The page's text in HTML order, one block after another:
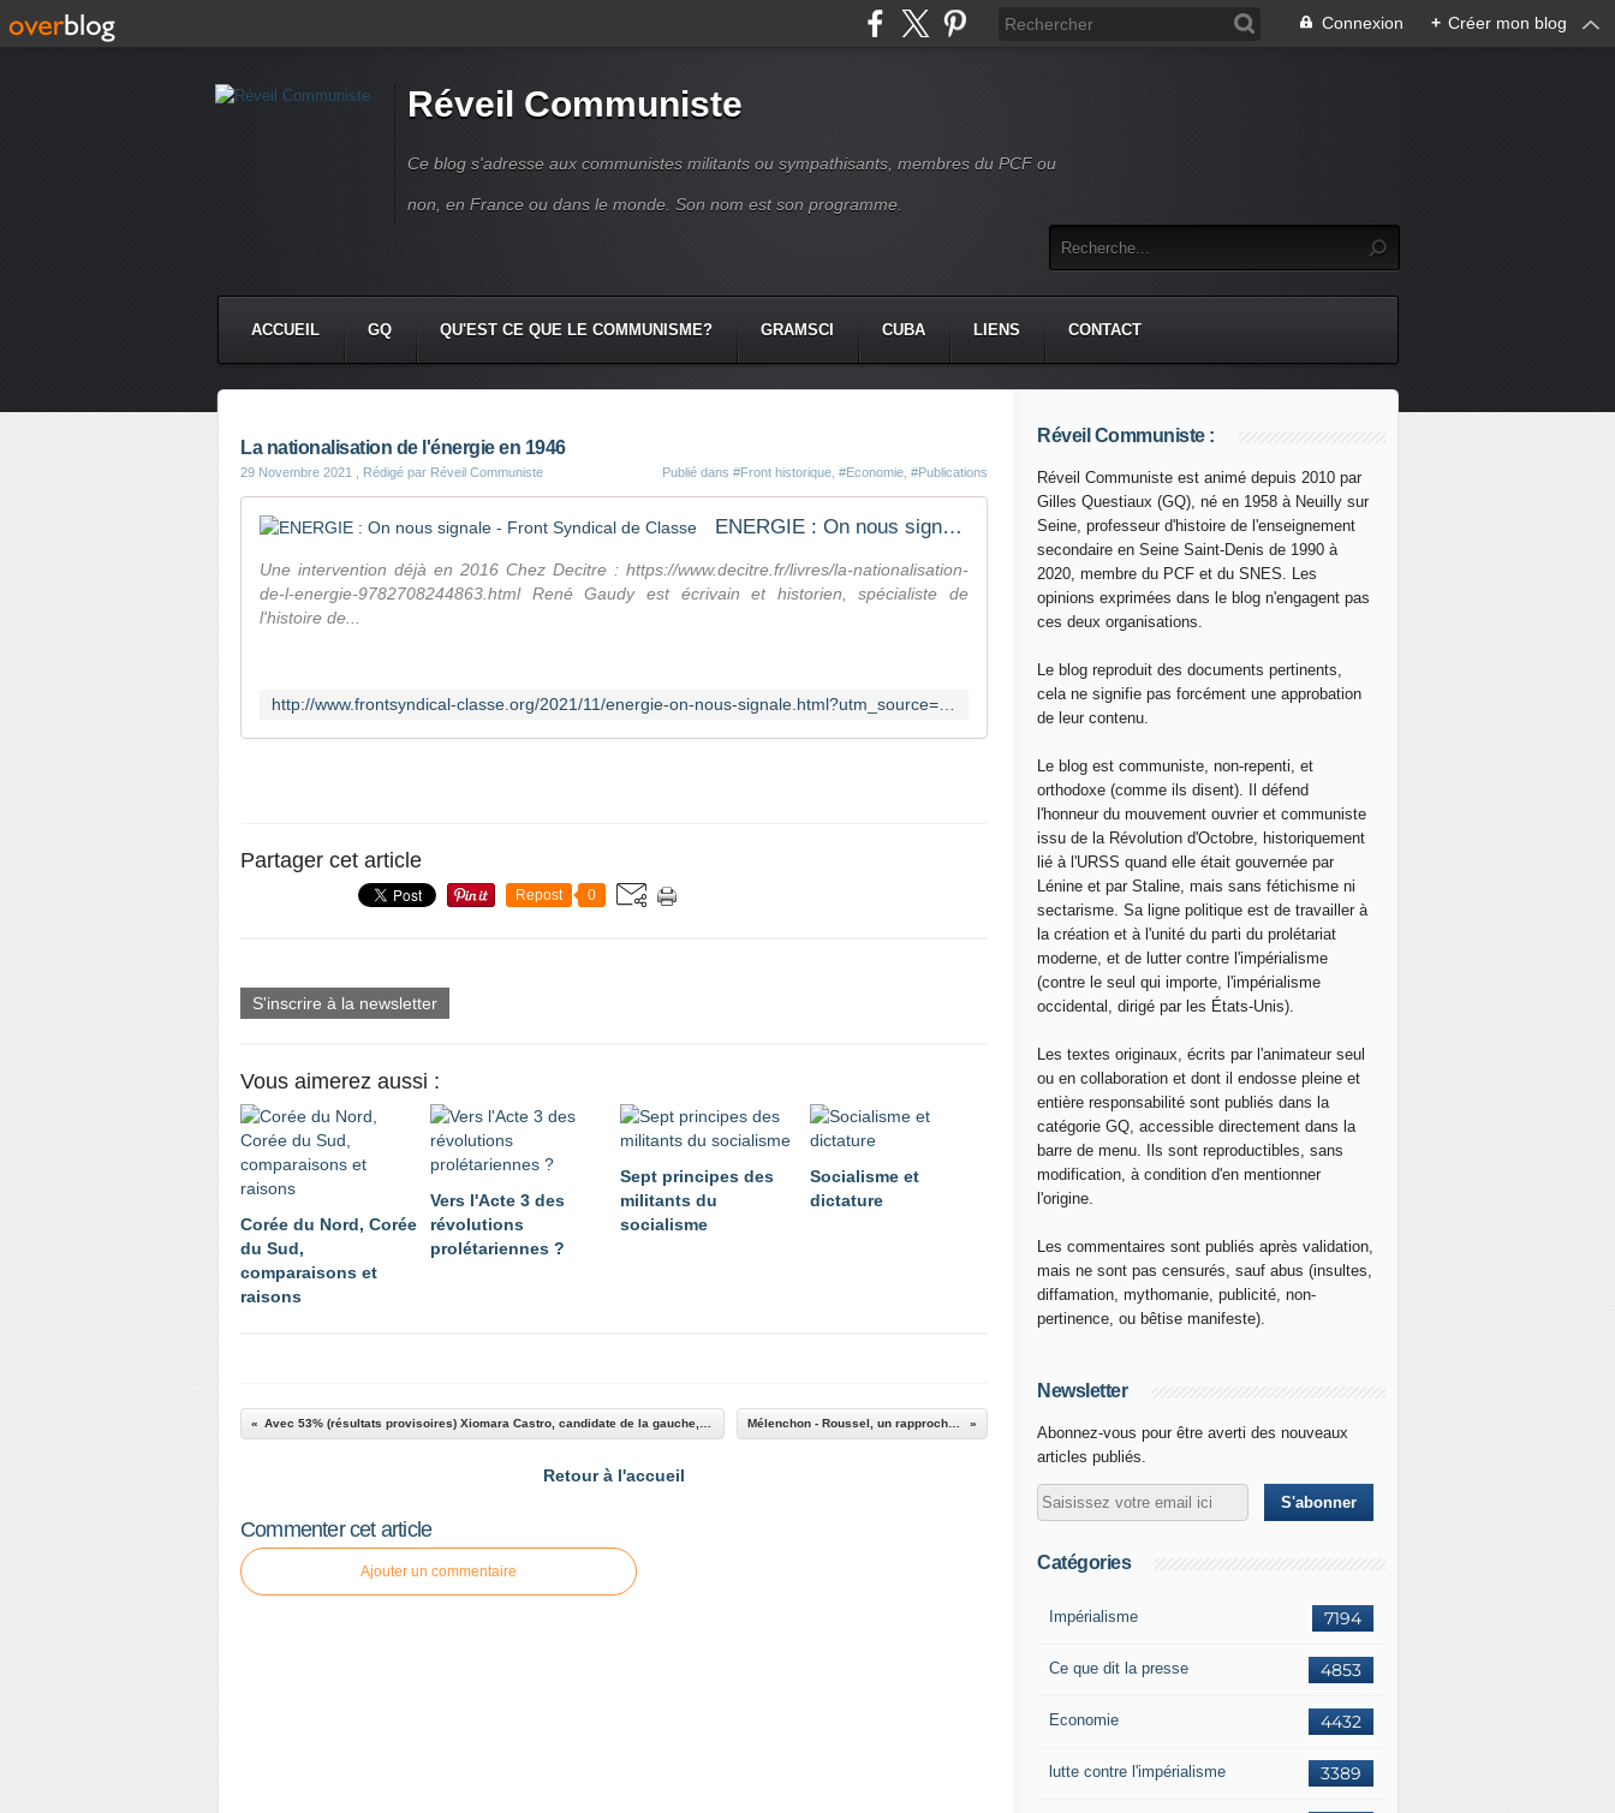
Connexion + Créer mon blog
Réveil Communiste
Ce blog s'adresse aux communistes militants ou sympathisants, membres du PCF ou
non, en France ou dans le monde. Son nom est son programme.
ACCUEIL GQ QU'EST CE QUE LE COMMUNISME? GRAMSCI CUBA LIENS CONTACT
La nationalisation de l'énergie en 1946
29 Novembre 2021 , Rédigé par Réveil Communiste Publié dans #Front historique #Economie #Publications
ENERGIE : On nous signale - Front Syndical de Classe
Une intervention déjà en 2016 Chez Decitre : https://www.decitre.fr/livres/la-nationalisation-
de-l-energie-9782708244863.html René Gaudy est écrivain et historien, spécialiste de
l'histoire de...
Partager cet article
Repost 0
S'inscrire à la newsletter
Vous aimerez aussi :
Corée du Nord, Corée
du Sud,
comparaisons et
raisons
Vers l'Acte 3 des
révolutions
prolétariennes ?
Sept principes des
militants du
socialisme
Socialisme et
dictature
Mélenchon - Roussel, un rapprochement peu probable
Retour à l'accueil
Commenter cet article
Ajouter un commentaire
Réveil Communiste :
Réveil Communiste est animé depuis 2010 par
Gilles Questiaux (GQ), né en 1958 à Neuilly sur
Seine, professeur d'histoire de l'enseignement
secondaire en Seine Saint-Denis de 1990 à
2020, membre du PCF et du SNES. Les
opinions exprimées dans le blog n'engagent pas
ces deux organisations.
Le blog reproduit des documents pertinents,
cela ne signifie pas forcément une approbation
de leur contenu.
Le blog est communiste, non-repenti, et
orthodoxe (comme ils disent). Il défend
l'honneur du mouvement ouvrier et communiste
issu de la Révolution d'Octobre, historiquement
lié à l'URSS quand elle était gouvernée par
Lénine et par Staline, mais sans fétichisme ni
sectarisme. Sa ligne politique est de travailler à
la création et à l'unité du parti du prolétariat
moderne, et de lutter contre l'impérialisme
(contre le seul qui importe, l'impérialisme
occidental, dirigé par les États-Unis).
Les textes originaux, écrits par l'animateur seul
ou en collaboration et dont il endosse pleine et
entière responsabilité sont publiés dans la
catégorie GQ, accessible directement dans la
barre de menu. Ils sont reproductibles, sans
modification, à condition d'en mentionner
l'origine.
Les commentaires sont publiés après validation,
mais ne sont pas censurés, sauf abus (insultes,
diffamation, mythomanie, publicité, non-
pertinence, ou bêtise manifeste).
Newsletter
Abonnez-vous pour être averti des nouveaux
articles publiés.
Catégories
7194
Impérialisme
4853
Ce que dit la presse
4432
Economie
3389
lutte contre l'impérialisme